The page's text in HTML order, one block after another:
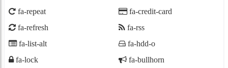
fa-repeat
fa-refresh
fa-list-alt
fa-lock
fa-credit-card
fa-rss
fa-hdd-o
fa-bullhorn